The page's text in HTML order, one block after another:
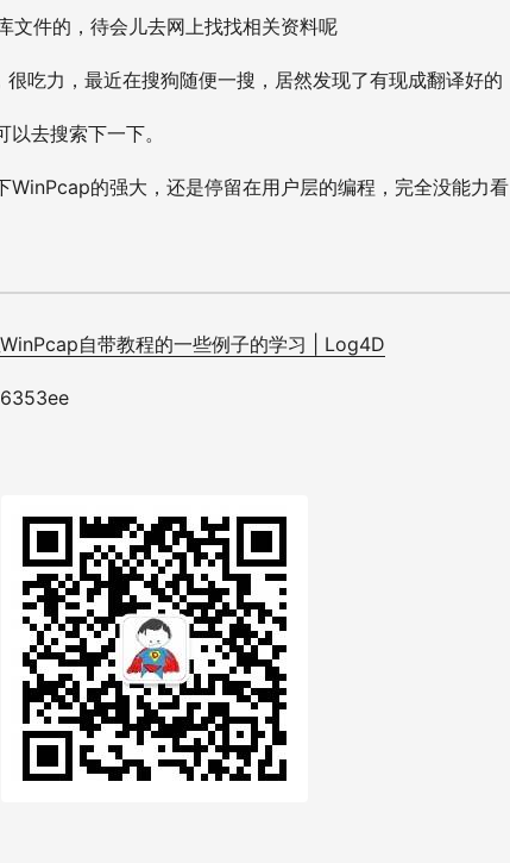
文件的，待会儿去网上找找相关资料呢
吃力，最近在搜狗随便一搜，居然发现了有现成翻译好的
去搜索下一下。
WinPcap的强大，还是停留在用户层的编程，完全没能力看
自带教程的一些例子的学习 | Log4D